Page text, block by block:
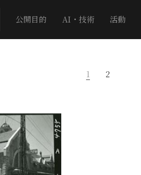
公開目的 AI・技術 活動
1 2